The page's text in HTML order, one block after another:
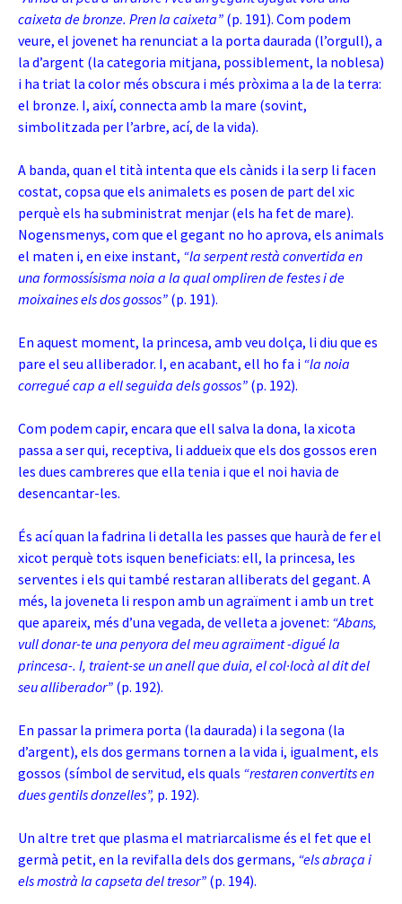
caixeta de bronze. Pren la caixeta” (p. 191). Com podem
veure, el jovenet ha renunciat a la porta daurada (l’orgull), a
la d’argent (la categoria mitjana, possiblement, la noblesa)
i ha triat la color més obscura i més pròxima a la de la terra:
el bronze. I, així, connecta amb la mare (sovint,
simbolitzada per l’arbre, ací, de la vida).
A banda, quan el tità intenta que els cànids i la serp li facen
costat, copsa que els animalets es posen de part del xic
perquè els ha subministrat menjar (els ha fet de mare).
Nogensmenys, com que el gegant no ho aprova, els animals
el maten i, en eixe instant, “la serpent restà convertida en
una formossísisma noia a la qual ompliren de festes i de
moixaines els dos gossos” (p. 191).
En aquest moment, la princesa, amb veu dolça, li diu que es
pare el seu alliberador. I, en acabant, ell ho fa i “la noia
corregué cap a ell seguida dels gossos” (p. 192).
Com podem capir, encara que ell salva la dona, la xicota
passa a ser qui, receptiva, li addueix que els dos gossos eren
les dues cambreres que ella tenia i que el noi havia de
desencantar-les.
És ací quan la fadrina li detalla les passes que haurà de fer el
xicot perquè tots isquen beneficiats: ell, la princesa, les
serventes i els qui també restaran alliberats del gegant. A
més, la joveneta li respon amb un agraïment i amb un tret
que apareix, més d’una vegada, de velleta a jovenet: “Abans,
vull donar-te una penyora del meu agraïment -digué la
princesa-. I, traient-se un anell que duia, el col·locà al dit del
seu alliberador” (p. 192).
En passar la primera porta (la daurada) i la segona (la
d’argent), els dos germans tornen a la vida i, igualment, els
gossos (símbol de servitud, els quals “restaren convertits en
dues gentils donzelles”, p. 192).
Un altre tret que plasma el matriarcalisme és el fet que el
germà petit, en la revifalla dels dos germans, “els abraça i
els mostrà la capseta del tresor” (p. 194).